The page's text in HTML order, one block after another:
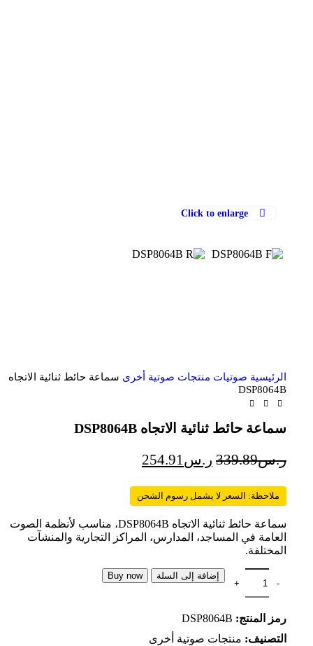
Click to enlarge
الرئيسية صوتيات منتجات صوتية أخرى سماعة حائط ثنائية الاتجاه
DSP8064B
سماعة حائط ثنائية الاتجاه DSP8064B
ر.س339.89 ر.س 254.91
ملاحظة: السعر لا يشمل رسوم الشحن
سماعة حائط ثنائية الاتجاه DSP8064B، مناسب لأنظمة الصوت
العامة في المساجد، المدارس، المراكز التجارية والمنشآت
المختلفة.
إضافة إلى السلة Buy now
رمز المنتج: DSP8064B
التصنيف: منتجات صوتية أخرى